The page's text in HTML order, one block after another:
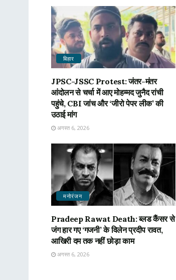
बिहार
JPSC-JSSC Protest: जंतर-मंतर
आंदोलन से चर्चा में आए मोहम्मद जुनैद रांची
पहुंचे, CBI जांच और ‘जीरो पेपर लीक’ की
उठाई मांग
अगस्त 6, 2026
मनोरंजन
Pradeep Rawat Death: ब्लड कैंसर से
जंग हार गए ‘गजनी’ के विलेन प्रदीप रावत,
आखिरी दम तक नहीं छोड़ा काम
अगस्त 6, 2026